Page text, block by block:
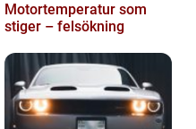
Motortemperatur som
stiger – felsökning